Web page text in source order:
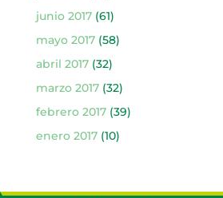
junio 2017(61)
mayo 2017(58)
abril 2017(32)
marzo 2017(32)
febrero 2017(39)
enero 2017(10)